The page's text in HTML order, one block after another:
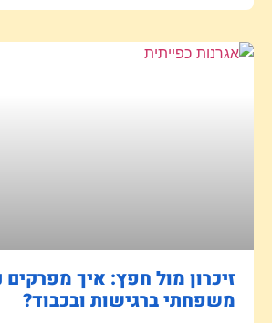
זיכרון מול חפץ: איך מפרקים
משפחתי ברגישות ובכבוד?